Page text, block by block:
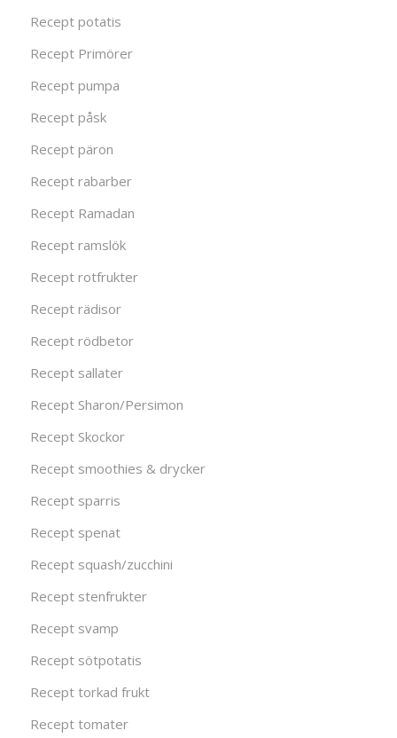
Recept potatis
Recept Primörer
Recept pumpa
Recept påsk
Recept päron
Recept rabarber
Recept Ramadan
Recept ramslök
Recept rotfrukter
Recept rädisor
Recept rödbetor
Recept sallater
Recept Sharon/Persimon
Recept Skockor
Recept smoothies & drycker
Recept sparris
Recept spenat
Recept squash/zucchini
Recept stenfrukter
Recept svamp
Recept sötpotatis
Recept torkad frukt
Recept tomater